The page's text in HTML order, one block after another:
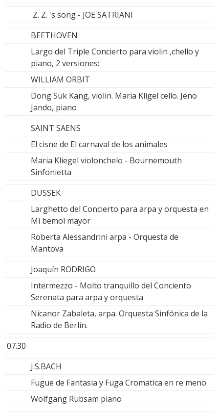
Z. Z. 's song - JOE SATRIANI
BEETHOVEN
Largo del Triple Concierto para violin ,chello y
piano, 2 versiones:
WILLIAM ORBIT
Dong Suk Kang, violin. Maria Kligel cello. Jeno
Jando, piano
SAINT SAENS
El cisne de El carnaval de los animales
Maria Kliegel violonchelo - Bournemouth
Sinfonietta
DUSSEK
Larghetto del Concierto para arpa y orquesta en
Mi bemol mayor
Roberta Alessandrini arpa - Orquesta de
Mantova
Joaquín RODRIGO
Intermezzo - Molto tranquillo del Conciento
Serenata para arpa y orquesta
Nicanor Zabaleta, arpa. Orquesta Sinfónica de la
Radio de Berlín.
07.30
J.S.BACH
Fugue de Fantasia y Fuga Cromatica en re meno
Wolfgang Rubsam piano